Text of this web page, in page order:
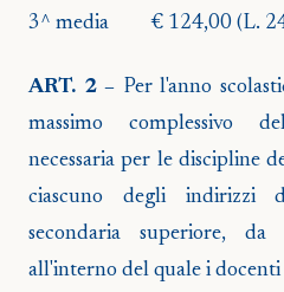
3^ media € 124,00 (L.
ART. 2 – Per l'anno
massimo complessivo
necessaria per le discipline
ciascuno degli indirizzi
secondaria superiore,
all'interno del quale i